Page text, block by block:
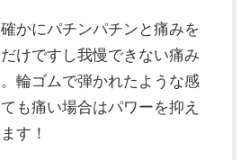
かにパチンパチンと痛みを
けですし我慢できない痛み
輪ゴムで弾かれたような感
も痛い場合はパワーを抑え
す！